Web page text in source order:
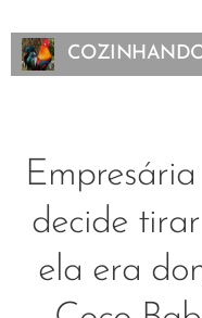
decide
ela era